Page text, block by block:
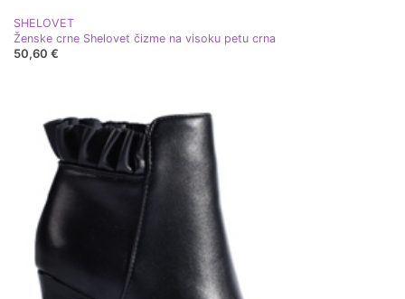
SHELOVET
Ženske crne Shelovet čizme na visoku petu crna
50,60 €